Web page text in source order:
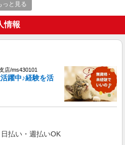
予定派遣
メディカルケア事業部/熊本オフィ
格OKの介護スタッフ
本市中央区 【最寄駅】熊本市電「水
イカー・バイク通勤もOK！（規定
など、お好きな勤務地をお選び下さ
詳細を見る
メディカルケア事業部/熊本オフィ
っと見る
情報
店/ms430101
躍中♪経験を活
払い・週払いOK